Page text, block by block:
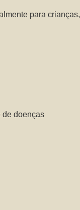
para crianças,
de doenças